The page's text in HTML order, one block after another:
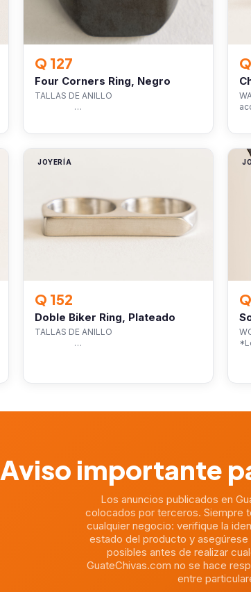
Q 127
Four Corners Ring, Negro
TALLAS DE ANILLO
…
JOYERÍA
Q 152
Doble Biker Ring, Plateado
TALLAS DE ANILLO
…
Aviso importante
Los anuncios publicados en
colocados por terceros. Siempre
cualquier negocio: verifique la
estado del producto y
posibles antes de realizar
GuateChivas.com no se hace
entre